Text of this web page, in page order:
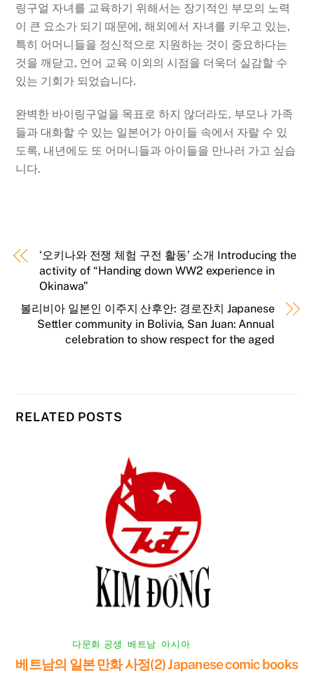
링구얼 자녀를 교육하기 위해서는 장기적인 부모의 노력
이 큰 요소가 되기 때문에, 해외에서 자녀를 키우고 있는,
특히 어머니들을 정신적으로 지원하는 것이 중요하다는
것을 깨닫고, 언어 교육 이외의 시점을 더욱더 실감할 수
있는 기회가 되었습니다.
완벽한 바이링구얼을 목표로 하지 않더라도, 부모나 가족
들과 대화할 수 있는 일본어가 아이들 속에서 자랄 수 있
도록, 내년에도 또 어머니들과 아이들을 만나러 가고 싶습
니다.
‘오키나와 전쟁 체험 구전 활동’ 소개 Introducing the
activity of “Handing down WW2 experience in
Okinawa”
볼리비아 일본인 이주지 산후안: 경로잔치 Japanese
Settler community in Bolivia, San Juan: Annual
celebration to show respect for the aged
RELATED POSTS
다문화 공생 ,베트남 아시아
베트남의 일본 만화 사정(2) Japanese comic books